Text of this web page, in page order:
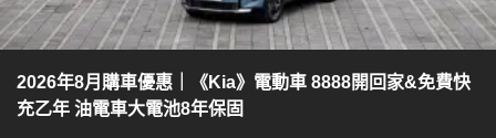
2026年8月購車優惠｜《Kia》電動車 8888開回家&免費快
充乙年 油電車大電池8年保固